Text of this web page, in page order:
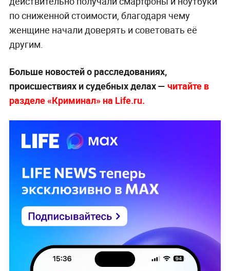
по сниженной стоимости, благодаря чему
женщине начали доверять и советовать её
другим.
Больше новостей о расследованиях,
происшествиях и судебных делах — читайте в
разделе «Криминал» на Life.ru.